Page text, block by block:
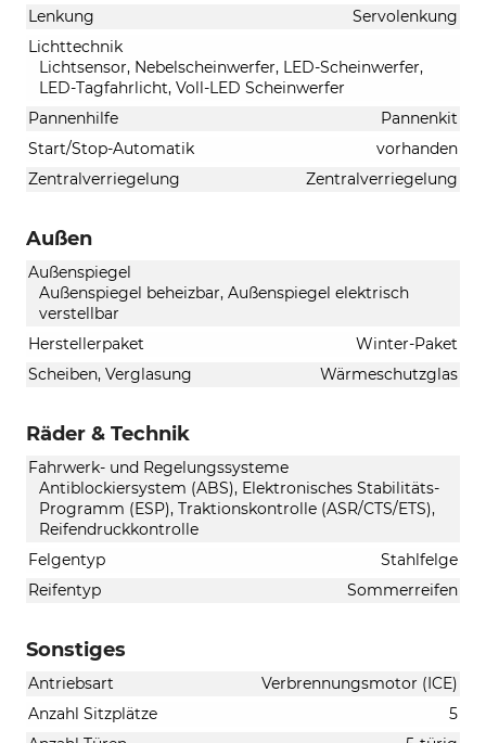
Lenkung
Servolenkung
Lichttechnik
Lichtsensor, Nebelscheinwerfer, LED-Scheinwerfer,
LED-Tagfahrlicht, Voll-LED Scheinwerfer
Pannenhilfe
Pannenkit
Start/Stop-Automatik
vorhanden
Zentralverriegelung
Zentralverriegelung
Außen
Außenspiegel
Außenspiegel beheizbar, Außenspiegel elektrisch
verstellbar
Herstellerpaket
Winter-Paket
Scheiben, Verglasung
Wärmeschutzglas
Räder & Technik
Fahrwerk- und Regelungssysteme
Antiblockiersystem (ABS), Elektronisches Stabilitäts-
Programm (ESP), Traktionskontrolle (ASR/CTS/ETS),
Reifendruckkontrolle
Felgentyp
Stahlfelge
Reifentyp
Sommerreifen
Sonstiges
Antriebsart
Verbrennungsmotor (ICE)
Anzahl Sitzplätze
5